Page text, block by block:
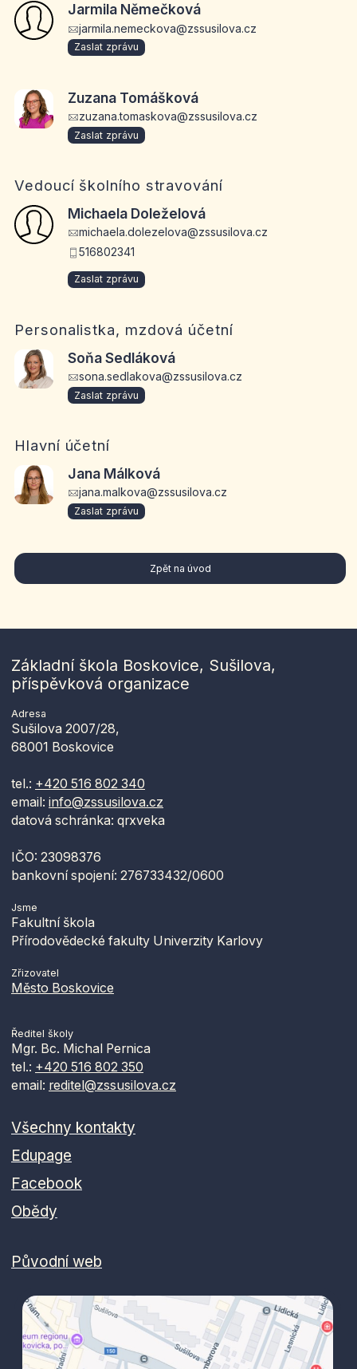
Jarmila Němečková
jarmila.nemeckova@zssusilova.cz
Zaslat zprávu
Zuzana Tomášková
zuzana.tomaskova@zssusilova.cz
Zaslat zprávu
Vedoucí školního stravování
Michaela Doleželová
michaela.dolezelova@zssusilova.cz
516802341
Zaslat zprávu
Personalistka, mzdová účetní
Soňa Sedláková
sona.sedlakova@zssusilova.cz
Zaslat zprávu
Hlavní účetní
Jana Málková
jana.malkova@zssusilova.cz
Zaslat zprávu
Zpět na úvod
Základní škola Boskovice, Sušilova,
příspěvková organizace
Adresa
Sušilova 2007/28,
68001 Boskovice
tel.: +420 516 802 340
email: info@zssusilova.cz
datová schránka: qrxveka
IČO: 23098376
bankovní spojení: 276733432/0600
Jsme
Fakultní škola
Přírodovědecké fakulty Univerzity Karlovy
Zřizovatel
Město Boskovice
Ředitel školy
Mgr. Bc. Michal Pernica
tel.: +420 516 802 350
email: reditel@zssusilova.cz
Všechny kontakty
Edupage
Facebook
Obědy
Původní web